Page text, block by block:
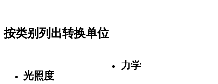
按类别列出转换单位
光照度
力学